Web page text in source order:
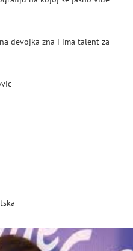
devojka zna i ima talent za